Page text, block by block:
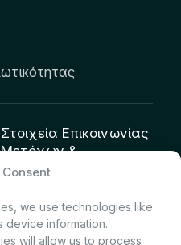
we use technologies like
device information.
will allow us to process
Στοιχεία Επικοινωνίας
Μετόχων &
Επενδυτών:
Πρίντσιου – Corporate
Secretary & Investor